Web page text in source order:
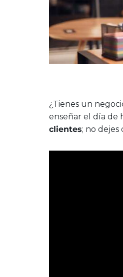
¿Tienes un
enseñar el día de
clientes; no dejes